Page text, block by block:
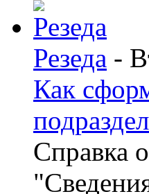
Резеда -
Как
Справка